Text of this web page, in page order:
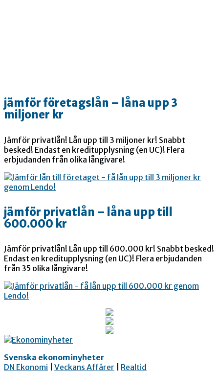
jämför företagslån – låna upp 3
miljoner kr
Jämför privatlån! Lån upp till 3 miljoner kr! Snabbt
besked! Endast en kreditupplysning (en UC)! Flera
erbjudanden från olika långivare!
jämför privatlån – låna upp till
600.000 kr
Jämför privatlån! Lån upp till 600.000 kr! Snabbt besked!
Endast en kreditupplysning (en UC)! Flera erbjudanden
från 35 olika långivare!
Svenska ekonominyheter
DN Ekonomi
Veckans Affärer
Realtid